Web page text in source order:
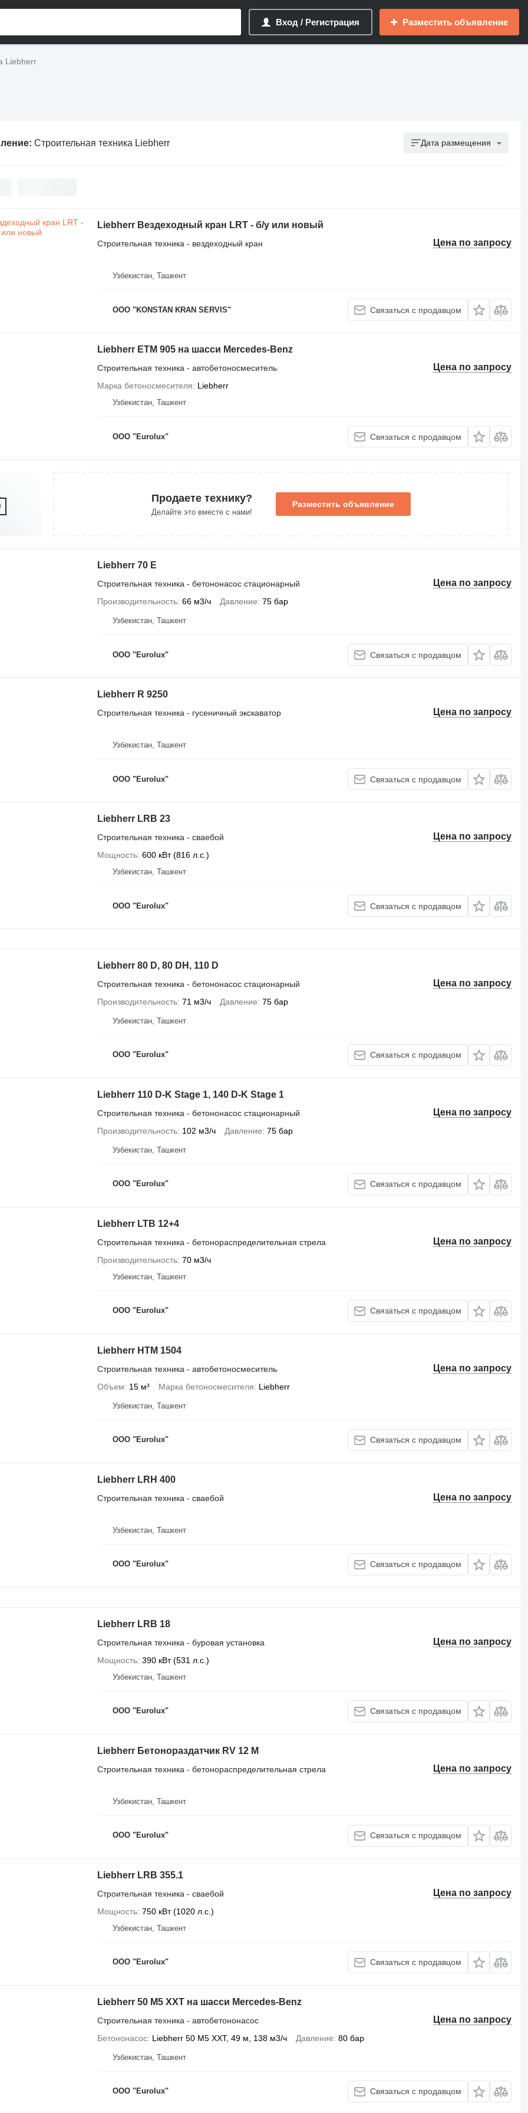
Вход / Регистрация Разместить объявление
Liebherr
Строительная техника Liebherr Дата размещения
Liebherr Вездеходный кран LRT - б/у или новый
Цена по запросу
Строительная техника - вездеходный кран
Узбекистан, Ташкент
OOO "KONSTAN KRAN SERVIS" Связаться с продавцом
Liebherr ETM 905 на шасси Mercedes-Benz
Цена по запросу
Строительная техника - автобетоносмеситель
Марка бетоносмесителя
Liebherr
Узбекистан, Ташкент
ООО "Eurolux" Связаться с продавцом
Продаете технику?
Делайте это вместе с нами!
Разместить объявление
Liebherr 70 E
Цена по запросу
Строительная техника - бетононасос стационарный
Производительность 66 м3/ч Давление 75 бар
Узбекистан, Ташкент
ООО "Eurolux" Связаться с продавцом
Liebherr R 9250
Цена по запросу
Строительная техника - гусеничный экскаватор
Узбекистан, Ташкент
ООО "Eurolux" Связаться с продавцом
Liebherr LRB 23
Цена по запросу
Строительная техника - сваебой
Мощность 600 кВт (816 л.с.)
Узбекистан, Ташкент
ООО "Eurolux" Связаться с продавцом
Liebherr 80 D, 80 DH, 110 D
Цена по запросу
Строительная техника - бетононасос стационарный
Производительность 71 м3/ч Давление 75 бар
Узбекистан, Ташкент
ООО "Eurolux" Связаться с продавцом
Liebherr 110 D-K Stage 1, 140 D-K Stage 1
Цена по запросу
Строительная техника - бетононасос стационарный
Производительность 102 м3/ч Давление 75 бар
Узбекистан, Ташкент
ООО "Eurolux" Связаться с продавцом
Liebherr LTB 12+4
Цена по запросу
Строительная техника - бетонораспределительная стрела
Производительность 70 м3/ч
Узбекистан, Ташкент
ООО "Eurolux" Связаться с продавцом
Liebherr HTM 1504
Цена по запросу
Строительная техника - автобетоносмеситель
Объем
15 м³ Марка бетоносмесителя Liebherr
Узбекистан, Ташкент
ООО "Eurolux" Связаться с продавцом
Liebherr LRH 400
Цена по запросу
Строительная техника - сваебой
Узбекистан, Ташкент
ООО "Eurolux" Связаться с продавцом
Liebherr LRB 18
Цена по запросу
Строительная техника - буровая установка
Мощность 390 кВт (531 л.с.)
Узбекистан, Ташкент
ООО "Eurolux" Связаться с продавцом
Liebherr Бетонораздатчик RV 12 M
Цена по запросу
Строительная техника - бетонораспределительная стрела
Узбекистан, Ташкент
ООО "Eurolux" Связаться с продавцом
Liebherr LRB 355.1
Цена по запросу
Строительная техника - сваебой
Мощность 750 кВт (1020 л.с.)
Узбекистан, Ташкент
ООО "Eurolux" Связаться с продавцом
Liebherr 50 M5 XXT на шасси Mercedes-Benz
Цена по запросу
Строительная техника - автобетононасос
Бетононасос Liebherr 50 M5 XXT, 49 м, 138 м3/ч Давление 80 бар
Узбекистан, Ташкент
ООО "Eurolux" Связаться с продавцом